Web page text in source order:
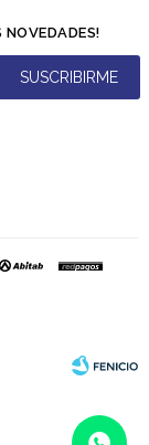
NOVEDADES!
SUSCRIBIRME